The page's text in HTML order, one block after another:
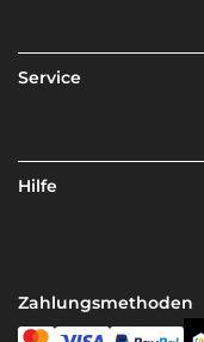
Service
Hilfe
Zahlungsmethoden